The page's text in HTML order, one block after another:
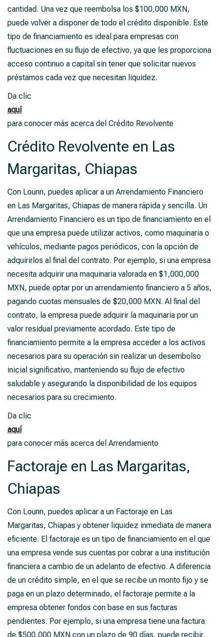
cantidad. Una vez que reembolsa los $100,000 MXN,
puede volver a disponer de todo el crédito disponible. Este
tipo de financiamiento es ideal para empresas con
fluctuaciones en su flujo de efectivo, ya que les proporciona
acceso continuo a capital sin tener que solicitar nuevos
préstamos cada vez que necesitan liquidez.
Da clic
aquí
para conocer más acerca del Crédito Revolvente
Crédito Revolvente en Las
Margaritas, Chiapas
Con Lounn, puedes aplicar a un Arrendamiento Financiero
en Las Margaritas, Chiapas de manera rápida y sencilla. Un
Arrendamiento Financiero es un tipo de financiamiento en el
que una empresa puede utilizar activos, como maquinaria o
vehículos, mediante pagos periódicos, con la opción de
adquirirlos al final del contrato. Por ejemplo, si una empresa
necesita adquirir una maquinaria valorada en $1,000,000
MXN, puede optar por un arrendamiento financiero a 5 años,
pagando cuotas mensuales de $20,000 MXN. Al final del
contrato, la empresa puede adquirir la maquinaria por un
valor residual previamente acordado. Este tipo de
financiamiento permite a la empresa acceder a los activos
necesarios para su operación sin realizar un desembolso
inicial significativo, manteniendo su flujo de efectivo
saludable y asegurando la disponibilidad de los equipos
necesarios para su crecimiento.
Da clic
aquí
para conocer más acerca del Arrendamiento
Factoraje en Las Margaritas,
Chiapas
Con Lounn, puedes aplicar a un Factoraje en Las
Margaritas, Chiapas y obtener liquidez inmediata de manera
eficiente. El factoraje es un tipo de financiamiento en el que
una empresa vende sus cuentas por cobrar a una institución
financiera a cambio de un adelanto de efectivo. A diferencia
de un crédito simple, en el que se recibe un monto fijo y se
paga en un plazo determinado, el factoraje permite a la
empresa obtener fondos con base en sus facturas
pendientes. Por ejemplo, si una empresa tiene una factura
de $500,000 MXN con un plazo de 90 días, puede recibir